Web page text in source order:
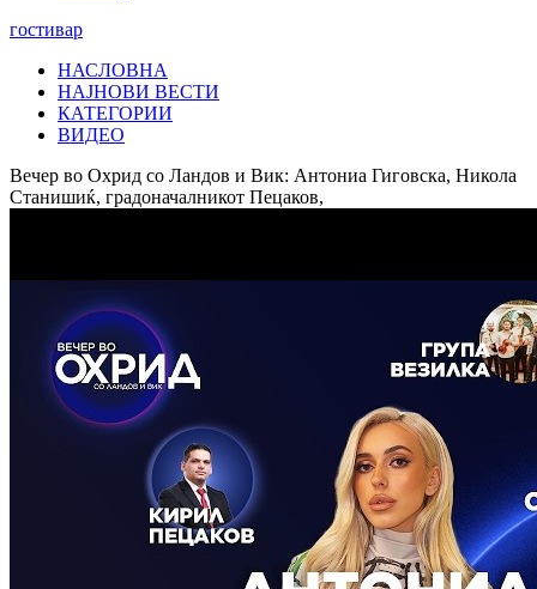
гостивар
НАСЛОВНА
НАЈНОВИ ВЕСТИ
КАТЕГОРИИ
ВИДЕО
Вечер во Охрид со Ландов и Вик: Антониа Гиговска, Никола
Станишиќ, градоначалникот Пецаков,